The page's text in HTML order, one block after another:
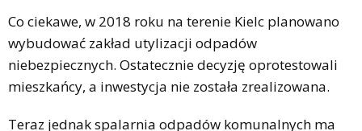
Co ciekawe, w 2018 roku na terenie Kielc planowano
wybudować zakład utylizacji odpadów
niebezpiecznych. Ostatecznie decyzję oprotestowali
mieszkańcy, a inwestycja nie została zrealizowana.
Teraz jednak spalarnia odpadów komunalnych ma